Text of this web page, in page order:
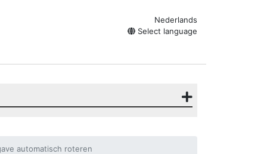
Nederlands
Select language
automatisch roteren